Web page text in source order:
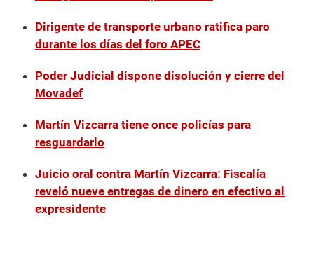
Dirigente de transporte urbano ratifica paro
durante los días del foro APEC
Poder Judicial dispone disolución y cierre del
Movadef
Martín Vizcarra tiene once policías para
resguardarlo
Juicio oral contra Martín Vizcarra: Fiscalía
reveló nueve entregas de dinero en efectivo al
expresidente